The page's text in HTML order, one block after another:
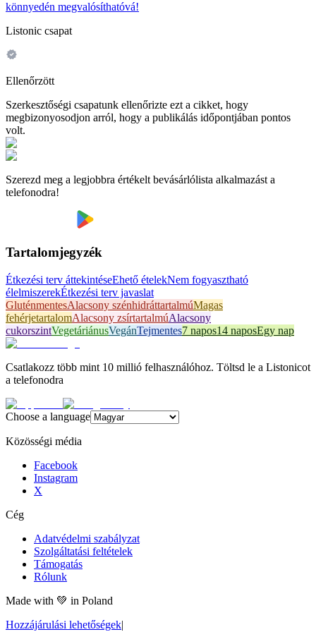
könnyedén megvalósíthatóvá!
Listonic csapat
Ellenőrzött
Szerkesztőségi csapatunk ellenőrizte ezt a cikket, hogy
megbizonyosodjon arról, hogy a publikálás időpontjában pontos
volt.
Szerezd meg a legjobbra értékelt bevásárlólista alkalmazást a
telefonodra!
Tartalomjegyzék
Étkezési terv áttekintéseEhető ételekNem fogyasztható
élelmiszerekÉtkezési terv javaslat
GluténmentesAlacsony szénhidráttartalmúMagas
fehérjetartalomAlacsony zsírtartalmúAlacsony
cukorszintVegetáriánusVegánTejmentes7 napos14 naposEgy nap
Csatlakozz több mint 10 millió felhasználóhoz. Töltsd le a Listonicot
a telefonodra
Choose a language
Közösségi média
Facebook
Instagram
X
Cég
Adatvédelmi szabályzat
Szolgáltatási feltételek
Támogatás
Rólunk
Made with 💚 in Poland
Hozzájárulási lehetőségek|